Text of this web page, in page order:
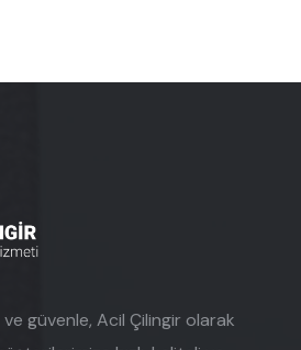
güvenle, Acil Çilingir olarak